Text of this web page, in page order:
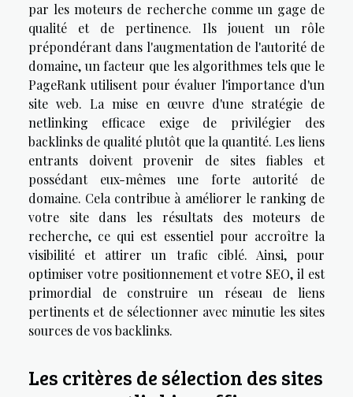
par les moteurs de recherche comme un gage de
qualité et de pertinence. Ils jouent un rôle
prépondérant dans l'augmentation de l'autorité de
domaine, un facteur que les algorithmes tels que le
PageRank utilisent pour évaluer l'importance d'un
site web. La mise en œuvre d'une stratégie de
netlinking efficace exige de privilégier des
backlinks de qualité plutôt que la quantité. Les liens
entrants doivent provenir de sites fiables et
possédant eux-mêmes une forte autorité de
domaine. Cela contribue à améliorer le ranking de
votre site dans les résultats des moteurs de
recherche, ce qui est essentiel pour accroître la
visibilité et attirer un trafic ciblé. Ainsi, pour
optimiser votre positionnement et votre SEO, il est
primordial de construire un réseau de liens
pertinents et de sélectionner avec minutie les sites
sources de vos backlinks.
Les critères de sélection des sites